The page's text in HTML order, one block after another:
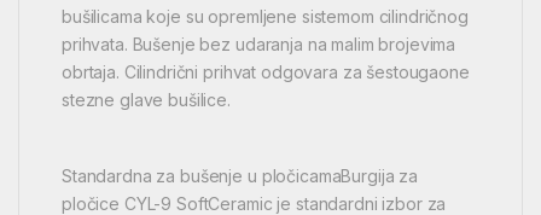
bušilicama koje su opremljene sistemom cilindričnog
prihvata. Bušenje bez udaranja na malim brojevima
obrtaja. Cilindrični prihvat odgovara za šestougaone
stezne glave bušilice.
Standardna za bušenje u pločicamaBurgija za
pločice CYL-9 SoftCeramic je standardni izbor za